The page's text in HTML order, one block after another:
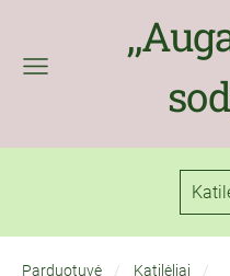
Parduotuvė
Katilėliai